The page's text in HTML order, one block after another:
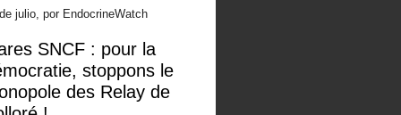
julio, por EndocrineWatch
SNCF : pour la
stoppons le
des Relay de